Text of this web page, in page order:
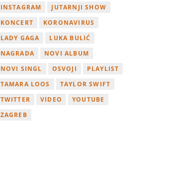
INSTAGRAM
JUTARNJI SHOW
KONCERT
KORONAVIRUS
LADY GAGA
LUKA BULIĆ
NAGRADA
NOVI ALBUM
NOVI SINGL
OSVOJI
PLAYLIST
TAMARA LOOS
TAYLOR SWIFT
TWITTER
VIDEO
YOUTUBE
ZAGREB